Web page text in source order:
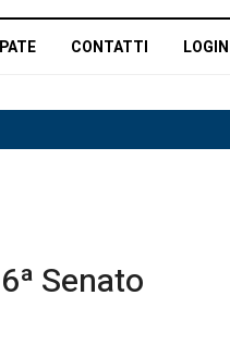
CONTATTI LOGIN
Senato